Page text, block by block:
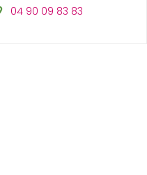
04 90 09 83 83